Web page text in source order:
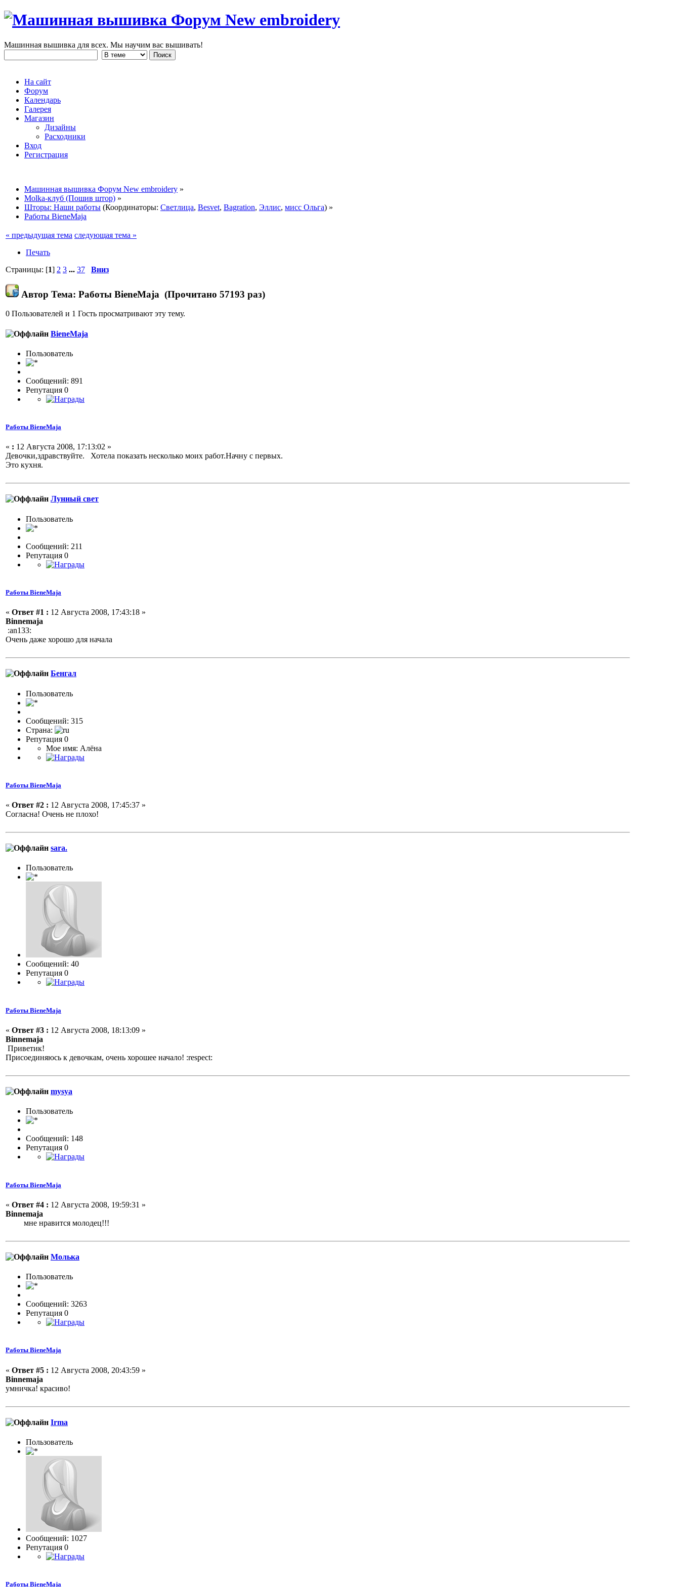
Машинная вышивка для всех. Мы научим вас вышивать!
На сайт
Форум
Календарь
Галерея
Магазин
Дизайны
Расходники
Вход
Регистрация
Машинная вышивка Форум New embroidery »
Molka-клуб (Пошив штор) »
Шторы: Наши работы (Координаторы: Светлица, Besvet, Bagration, Эллис, мисс Ольга) »
Работы BieneMaja
« предыдущая тема следующая тема »
Печать
Страницы: [1] 2 3 ... 37 Вниз
Автор Тема: Работы BieneMaja (Прочитано 57193 раз)
0 Пользователей и 1 Гость просматривают эту тему.
BieneMaja
Пользовaтeль
Сообщений: 891
Репутация 0
Работы BieneMaja
« : 12 Августа 2008, 17:13:02 »
Девочки,здравствуйте. Хотела показать несколько моих работ.Начну с первых.
Это кухня.
Лунный свет
Пользовaтeль
Сообщений: 211
Репутация 0
Работы BieneMaja
« Ответ #1 : 12 Августа 2008, 17:43:18 »
Binnemaja
:an133:
Очень даже хорошо для начала
Бенгал
Пользовaтeль
Сообщений: 315
Страна:
Репутация 0
Мое имя: Алёна
Работы BieneMaja
« Ответ #2 : 12 Августа 2008, 17:45:37 »
Согласна! Очень не плохо!
sara.
Пользоватeль
Сообщений: 40
Репутация 0
Работы BieneMaja
« Ответ #3 : 12 Августа 2008, 18:13:09 »
Binnemaja
Приветик!
Присоединяюсь к девочкам, очень хорошее начало! :respect:
mysya
Пользовaтeль
Сообщений: 148
Репутация 0
Работы BieneMaja
« Ответ #4 : 12 Августа 2008, 19:59:31 »
Binnemaja
мне нравится молодец!!!
Молька
Пользовaтeль
Сообщений: 3263
Репутация 0
Работы BieneMaja
« Ответ #5 : 12 Августа 2008, 20:43:59 »
Binnemaja
умничка! красиво!
Irma
Пользовaтeль
Сообщений: 1027
Репутация 0
Работы BieneMaja